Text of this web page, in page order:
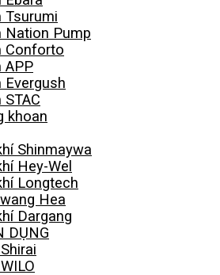
Tsurumi
Nation Pump
Conforto
APP
Evergush
khoan
Shinmaywa
Hey-Wel
Longtech
Hea
Dargang
DỤNG